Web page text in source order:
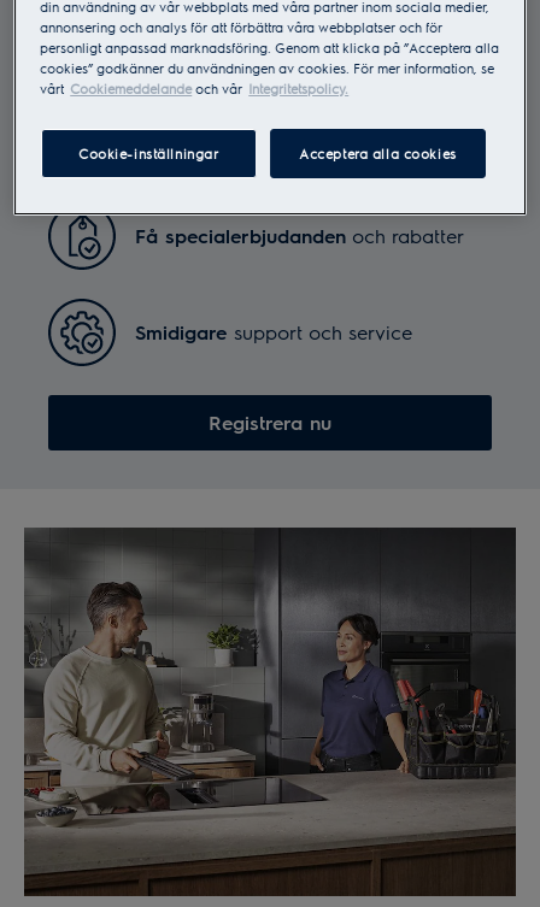
Registrera dina produkter med MyElectrolux och
hitta allt du behöver på ett ställe.
Enkel åtkomst till dina
bruksanvisningar och guider
Få specialerbjudanden och rabatter
Smidigare support och service
Registrera nu
din användning av vår webbplats med våra partner inom sociala medier,
annonsering och analys för att förbättra våra webbplatser och för
personligt anpassad marknadsföring. Genom att klicka på ”Acceptera alla
cookies” godkänner du användningen av cookies. För mer information, se
vårt Cookiemeddelandeoch vår Integritetspolicy.
Cookie-inställningar Acceptera alla cookies